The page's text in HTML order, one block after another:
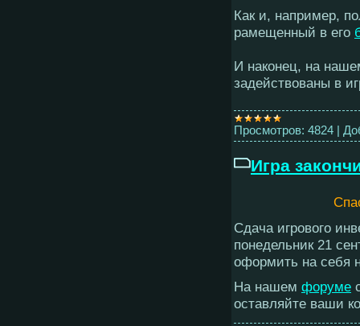
Как и, например,
рамещенный в его
И наконец, на
задействованы в
Просмотров: 4824 |
Игра
Сдача игрового
понедельник 21
оформить на себя
На нашем форуме
оставляйте ваши